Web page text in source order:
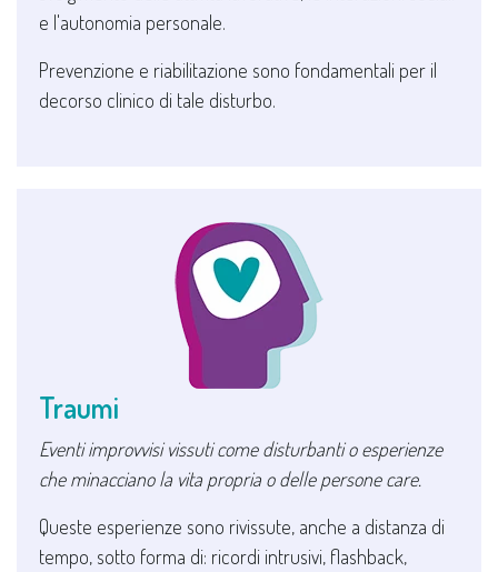
e l'autonomia personale.
Prevenzione e riabilitazione sono fondamentali per il
decorso clinico di tale disturbo.
Traumi
Eventi improvvisi vissuti come disturbanti o esperienze
che minacciano la vita propria o delle persone care.
Queste esperienze sono rivissute, anche a distanza di
tempo, sotto forma di: ricordi intrusivi, flashback,